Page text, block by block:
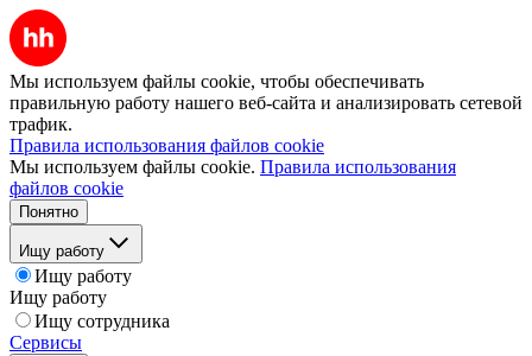
Мы используем файлы cookie, чтобы обеспечивать
правильную работу нашего веб-сайта и анализировать сетевой
трафик.
Правила использования файлов cookie
Мы используем файлы cookie. Правила использования
файлов cookie
Понятно
Ищу работу
Ищу работу
Ищу работу
Ищу сотрудника
Сервисы